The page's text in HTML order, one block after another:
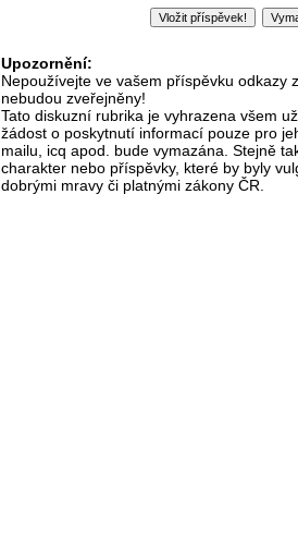
Upozornění:
Nepoužívejte ve vašem příspěvku odkazy
nebudou zveřejněny!
Tato diskuzní rubrika je vyhrazena všem
žádost o poskytnutí informací pouze pro
mailu, icq apod. bude vymazána. Stejně
charakter nebo příspěvky, které by byly
dobrými mravy či platnými zákony ČR.